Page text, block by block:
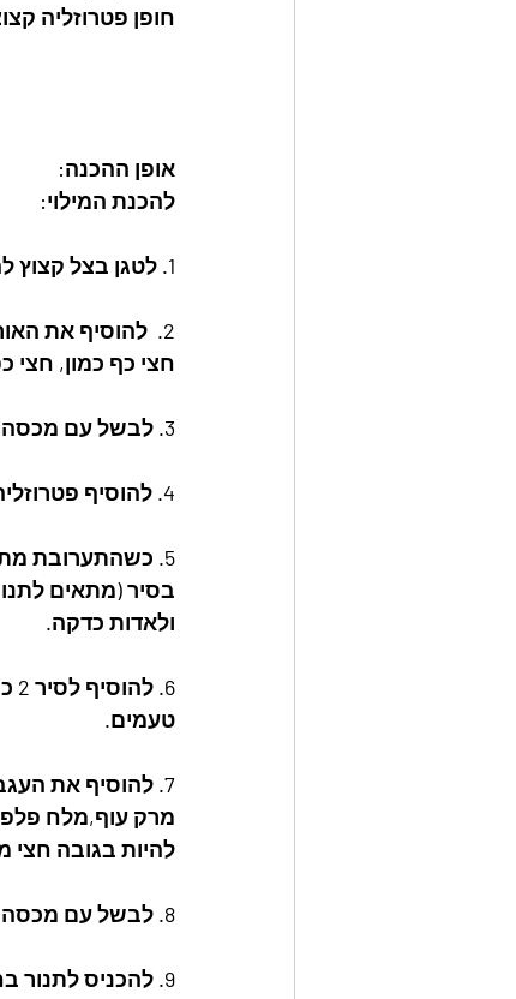
חופן פטרוזליה
אופן ההכנה:
להכנת המילוי:
1. לטגן בצל קצוץ להוסיף את הגזר לאדות מס' דקות.
חצי כף כמון, חצי
3. לבשל עם מכסה סגור כ20 דקות עד שאין כלל נוזלים בסיר ולצנן.
4. להוסיף פטרוזליה קצוצה ולערבב.
5. כשהתערובת מתקררת מעט למלא את הפלפלים
בסיר (מתאים
ולאדות כדקה.
טעמים.
מרק עוף,מלח
להיות בגובה חצי
8. לבשל עם מכסה עד שהפלפלים מתרככים,מידי פעם לשפוך מהרוטב על הפלפלים.
9. להכניס לתנור בחום 200 להשחמה כ-10 דקות רבע שעה ולהוציא.